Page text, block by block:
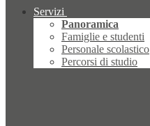
Servizi
Panoramica
Famiglie e studenti
Personale scolastico
Percorsi di studio